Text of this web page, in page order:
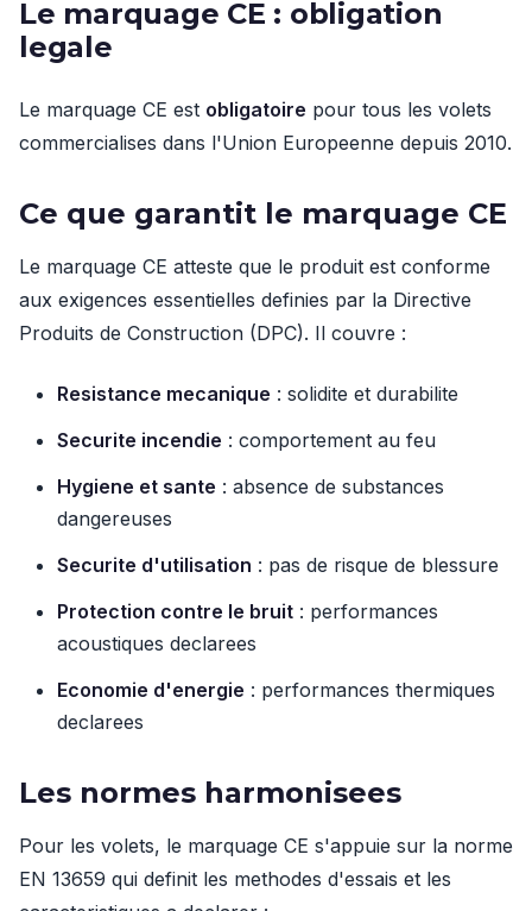
Le marquage CE : obligation
legale
Le marquage CE est obligatoire pour tous les volets
commercialises dans l'Union Europeenne depuis 2010.
Ce que garantit le marquage CE
Le marquage CE atteste que le produit est conforme
aux exigences essentielles definies par la Directive
Produits de Construction (DPC). Il couvre :
Resistance mecanique : solidite et durabilite
Securite incendie : comportement au feu
Hygiene et sante : absence de substances
dangereuses
Securite d'utilisation : pas de risque de blessure
Protection contre le bruit : performances
acoustiques declarees
Economie d'energie : performances thermiques
declarees
Les normes harmonisees
Pour les volets, le marquage CE s'appuie sur la norme
EN 13659 qui definit les methodes d'essais et les